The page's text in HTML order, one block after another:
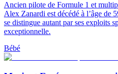
Ancien pilote de Formule 1 et
Alex Zanardi est décédé à l’âge de
se distingue autant par ses exploits
exceptionnelle.
Bébé